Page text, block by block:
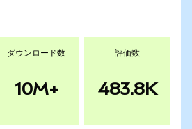
ダウンロード数
10M+
評価数
483.8K